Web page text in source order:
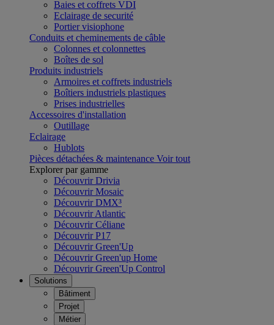
Baies et coffrets VDI
Eclairage de securité
Portier visiophone
Conduits et cheminements de câble
Colonnes et colonnettes
Boîtes de sol
Produits industriels
Armoires et coffrets industriels
Boîtiers industriels plastiques
Prises industrielles
Accessoires d'installation
Outillage
Eclairage
Hublots
Pièces détachées & maintenance Voir tout
Explorer par gamme
Découvrir Drivia
Découvrir Mosaic
Découvrir DMX³
Découvrir Atlantic
Découvrir Céliane
Découvrir P17
Découvrir Green'Up
Découvrir Green'up Home
Découvrir Green'Up Control
Solutions
Bâtiment
Projet
Métier